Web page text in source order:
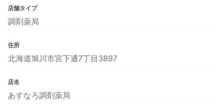
店舗タイプ
調剤薬局
住所
北海道旭川市宮下通7丁目3897
店名
あすなろ調剤薬局